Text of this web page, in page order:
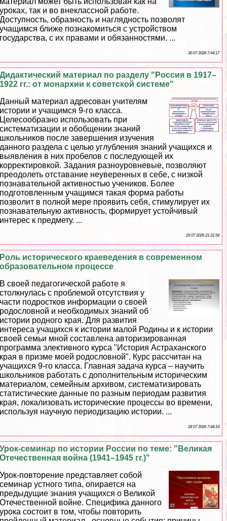
уроках, так и во внеклассной работе.
Доступность, образность и наглядность позволят
учащимся ближе познакомиться с устройством
государства, с их правами и обязанностями. ...
30 07 2026 7:44:17
Дидактический материал по разделу "Россия в 1917–
1922 гг.: от монархии к советской системе"
Данный материал адресован учителям
истории и учащимся 9-го класса.
Целесообразно использовать при
систематизации и обобщении знаний
школьников после завершения изучения
данного раздела с целью углубления знаний учащихся и
выявления в них пробелов с последующей их
корректировкой. Задания разноуровневые, позволяют
преодолеть отставание неуверенных в себе, с низкой
познавательной активностью учеников. Более
подготовленным учащимся такая форма работы
позволит в полной мере проявить себя, стимулирует их
познавательную активность, формирует устойчивый
интерес к предмету. ...
29 07 2026 21:31:54
Роль исторического краеведения в современном
образовательном процессе
В своей педагогической работе я
столкнулась с проблемой отсутствия у
части подростков информации о своей
родословной и необходимых знаний об
истории родного края. Для развития
интереса учащихся к истории малой Родины и к истории
своей семьи мной составлена авторизированная
программа элективного курса "История Астpaxaнского
края в призме моей родословной". Курс рассчитан на
учащихся 9-го класса. Главная задача курса – научить
школьников работать с дополнительным историческим
материалом, семейным архивом, систематизировать
статистические данные по разным периодам развития
края, локализовать исторические процессы во времени,
используя научную периодизацию истории. ...
28 07 2026 7:44:14
Урок-семинар по истории России по теме: "Великая
Отечественная война (1941–1945 гг.)"
Урок-повторение представляет собой
семинар устного типа, опирается на
предыдущие знания учащихся о Великой
Отечественной войне. Специфика данного
урока состоит в том, чтобы повторить